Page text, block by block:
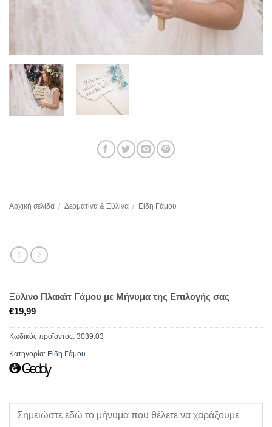
Αρχική σελίδα / Δερμάτινα & Ξύλινα / Είδη Γάμου
Ξύλινο Πλακάτ Γάμου με Μήνυμα της Επιλογής σας
€19,99
Κωδικός προϊόντος: 3039.03
Κατηγορία: Είδη Γάμου